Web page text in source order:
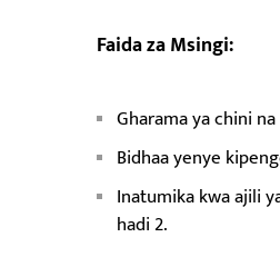
Faida za Msingi:
Gharama ya chini
Bidhaa yenye
Inatumika kwa ajili
hadi 2.